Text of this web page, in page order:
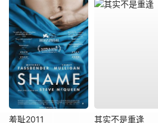
羞耻2011 其实不是重逢